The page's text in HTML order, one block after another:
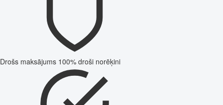
Drošs maksājums 100% droši norēķini